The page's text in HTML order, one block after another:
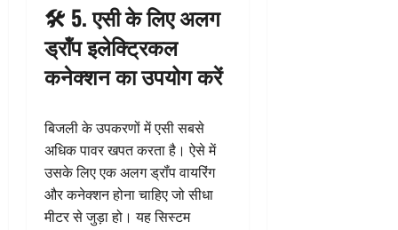
🛠️ 5. एसी के लिए अलग
ड्रॉंप इलेक्ट्रिकल
कनेक्शन का उपयोग करें
बिजली के उपकरणों में एसी सबसे
अधिक पावर खपत करता है। ऐसे में
उसके लिए एक अलग ड्रॉंप वायरिंग
और कनेक्शन होना चाहिए जो सीधा
मीटर से जुड़ा हो। यह सिस्टम